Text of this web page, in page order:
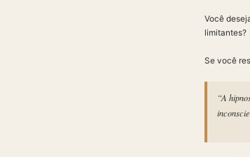
Você
limitantes?
Se você
“A